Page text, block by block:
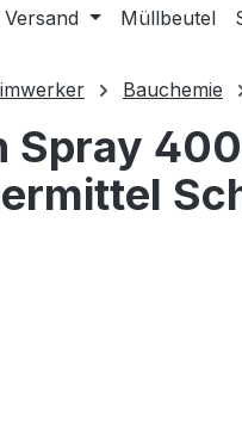
Müllbeutel
Bauchemie
Spray